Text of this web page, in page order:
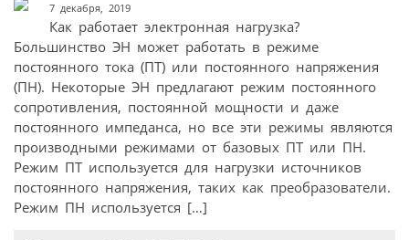
7 декабря, 2019
Как работает электронная нагрузка?
Большинство ЭН может работать в режиме
постоянного тока (ПТ) или постоянного напряжения
(ПН). Некоторые ЭН предлагают режим постоянного
сопротивления, постоянной мощности и даже
постоянного импеданса, но все эти режимы являются
производными режимами от базовых ПТ или ПН.
Режим ПТ используется для нагрузки источников
постоянного напряжения, таких как преобразователи.
Режим ПН используется […]